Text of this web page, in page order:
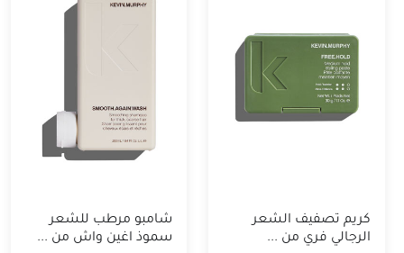
كريم تصفيف الشعر
الرجالي فري من ...
شامبو مرطب للشعر
سموذ اغين واش من ...